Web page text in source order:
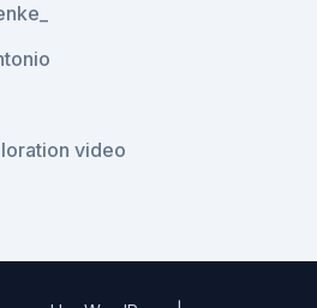
video